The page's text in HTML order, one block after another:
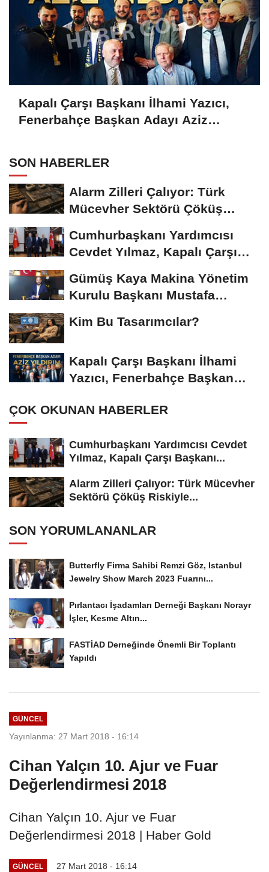
Kapalı Çarşı Başkanı İlhami Yazıcı,
Fenerbahçe Başkan Adayı Aziz
SON HABERLER
Alarm Zilleri Çalıyor: Türk
Mücevher Sektörü Çöküş
Cumhurbaşkanı Yardımcısı
Cevdet Yılmaz, Kapalı Çarşı
Gümüş Kaya Makina Yönetim
Kurulu Başkanı Mustafa
Kim Bu Tasarımcılar?
Kapalı Çarşı Başkanı İlhami
Yazıcı, Fenerbahçe Başkan
ÇOK OKUNAN HABERLER
Cumhurbaşkanı Yardımcısı Cevdet
Yılmaz, Kapalı Çarşı Başkanı...
Alarm Zilleri Çalıyor: Türk Mücevher
Sektörü Çöküş Riskiyle...
SON YORUMLANANLAR
Butterfly Firma Sahibi Remzi Göz, Istanbul
Jewelry Show March 2023 Fuarını...
Pırlantacı İşadamları Derneği Başkanı Norayr
İşler, Kesme Altın...
FASTİAD Derneğinde Önemli Bir Toplantı
Yapıldı
GÜNCEL
Yayınlanma: 27 Mart 2018 - 16:14
Cihan Yalçın 10. Ajur ve Fuar
Değerlendirmesi 2018
Cihan Yalçın 10. Ajur ve Fuar
Değerlendirmesi 2018 | Haber Gold
GÜNCEL 27 Mart 2018 - 16:14